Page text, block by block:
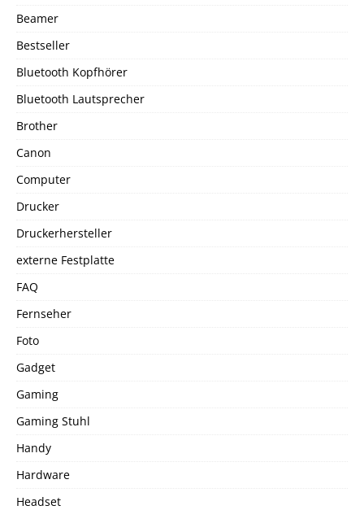
Beamer
Bestseller
Bluetooth Kopfhörer
Bluetooth Lautsprecher
Brother
Canon
Computer
Drucker
Druckerhersteller
externe Festplatte
FAQ
Fernseher
Foto
Gadget
Gaming
Gaming Stuhl
Handy
Hardware
Headset